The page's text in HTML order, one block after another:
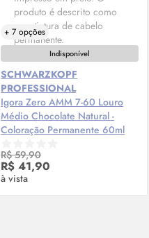
+ 7 opções
Indisponível
SCHWARZKOPF
PROFESSIONAL
Igora Zero AMM 7-60 Louro
Médio Chocolate Natural -
Coloração Permanente 60ml
R$ 59,90
R$ 41,90
à vista